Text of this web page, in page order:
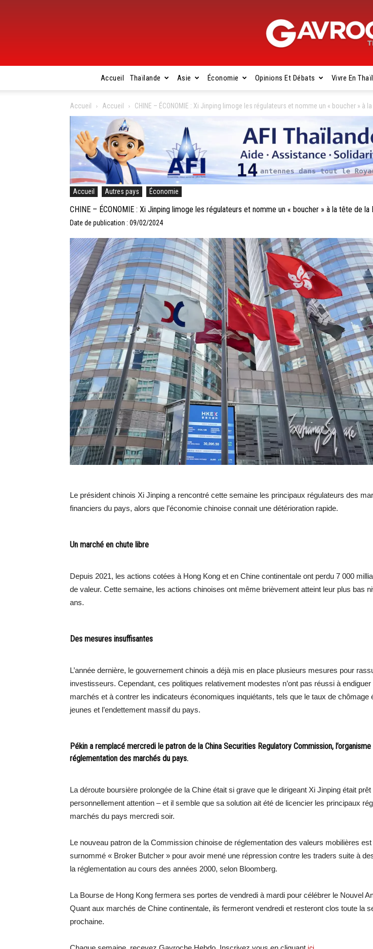
Gavroche
Thaïlande
Accueil Thaïlande Asie Économie Opinions Et Débats Vivre En
Accueil Accueil CHINE – ÉCONOMIE : Xi Jinping limoge les régulateurs et nomme un « boucher » à
Accueil Autres pays Économie
CHINE – ÉCONOMIE : Xi Jinping limoge les régulateurs et nomme un « boucher » à la tête de la
Date de publication : 09/02/2024
Le président chinois Xi Jinping a rencontré cette semaine les principaux régulateurs des
financiers du pays, alors que l’économie chinoise connait une détérioration rapide.
Un marché en chute libre
Depuis 2021, les actions cotées à Hong Kong et en Chine continentale ont perdu 7 000
de valeur. Cette semaine, les actions chinoises ont même brièvement atteint leur plus bas
ans.
Des mesures insuffisantes
L’année dernière, le gouvernement chinois a déjà mis en place plusieurs mesures pour
investisseurs. Cependant, ces politiques relativement modestes n’ont pas réussi à endiguer
marchés et à contrer les indicateurs économiques inquiétants, tels que le taux de chômage
jeunes et l’endettement massif du pays.
Pékin a remplacé mercredi le patron de la China Securities Regulatory Commission,
réglementation des marchés du pays.
La déroute boursière prolongée de la Chine était si grave que le dirigeant Xi Jinping était
personnellement attention – et il semble que sa solution ait été de licencier les principaux
marchés du pays mercredi soir.
Le nouveau patron de la Commission chinoise de réglementation des valeurs mobilières
surnommé « Broker Butcher » pour avoir mené une répression contre les traders suite à
la réglementation au cours des années 2000, selon Bloomberg.
La Bourse de Hong Kong fermera ses portes de vendredi à mardi pour célébrer le Nouvel
Quant aux marchés de Chine continentale, ils fermeront vendredi et resteront clos toute la
prochaine.